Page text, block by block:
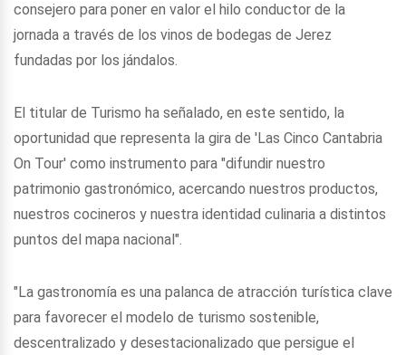
consejero para poner en valor el hilo conductor de la
jornada a través de los vinos de bodegas de Jerez
fundadas por los jándalos.
El titular de Turismo ha señalado, en este sentido, la
oportunidad que representa la gira de 'Las Cinco Cantabria
On Tour' como instrumento para "difundir nuestro
patrimonio gastronómico, acercando nuestros productos,
nuestros cocineros y nuestra identidad culinaria a distintos
puntos del mapa nacional".
"La gastronomía es una palanca de atracción turística clave
para favorecer el modelo de turismo sostenible,
descentralizado y desestacionalizado que persigue el